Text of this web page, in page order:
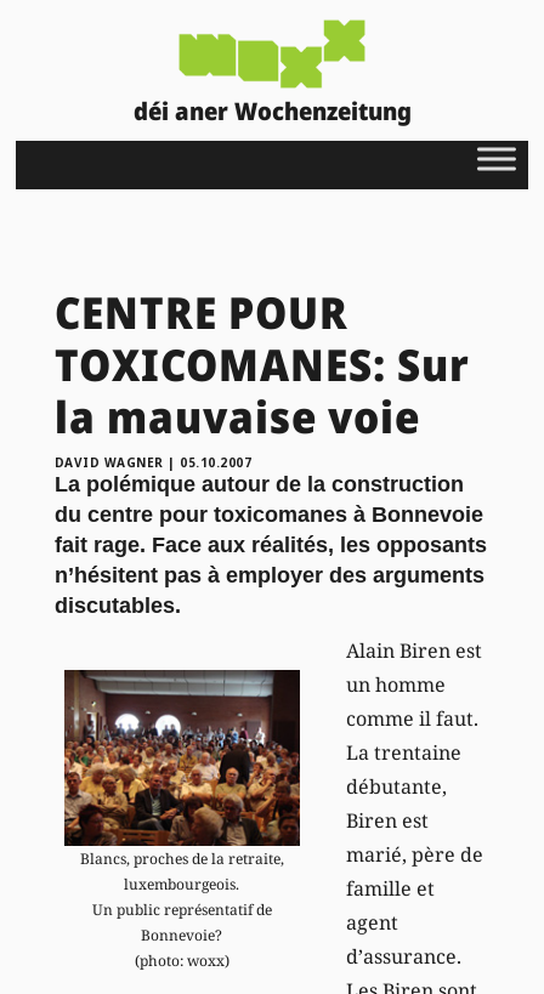
déi aner Wochenzeitung
CENTRE POUR
TOXICOMANES: Sur
la mauvaise voie
DAVID WAGNER | 05.10.2007
La polémique autour de la construction
du centre pour toxicomanes à Bonnevoie
fait rage. Face aux réalités, les opposants
n’hésitent pas à employer des arguments
discutables.
Blancs, proches de la retraite,
luxembourgeois.
Un public représentatif de
Bonnevoie?
(photo: woxx)
Alain Biren est
un homme
comme il faut.
La trentaine
débutante,
Biren est
marié, père de
famille et
agent
d’assurance.